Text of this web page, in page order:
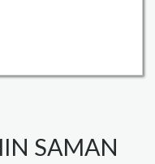
SAMAN